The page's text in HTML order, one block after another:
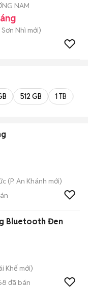
NAM
Sơn Nhì mới)
512 GB 1 TB
(P. An Khánh mới)
Bluetooth Đen
Khế mới)
đã bán